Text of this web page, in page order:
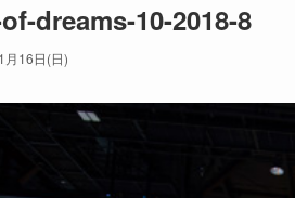
dreams-10-2018-8
月16日(日)